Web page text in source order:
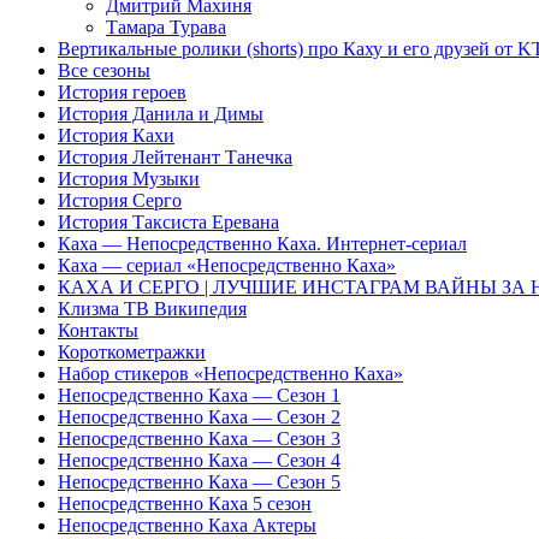
Дмитрий Махиня
Тамара Турава
Вертикальные ролики (shorts) про Каху и его друзей от
Все сезоны
История героев
История Данила и Димы
История Кахи
История Лейтенант Танечка
История Музыки
История Серго
История Таксиста Еревана
Каха — Непосредственно Каха. Интернет-сериал
Каха — сериал «Непосредственно Каха»
КАХА И СЕРГO | ЛУЧШИЕ ИНСТАГРАМ ВАЙНЫ ЗА
Клизма ТВ Википедия
Контакты
Короткометражки
Набор стикеров «Непосредственно Каха»
Непосредственно Каха — Сезон 1
Непосредственно Каха — Сезон 2
Непосредственно Каха — Сезон 3
Непосредственно Каха — Сезон 4
Непосредственно Каха — Сезон 5
Непосредственно Каха 5 сезон
Непосредственно Каха Актеры